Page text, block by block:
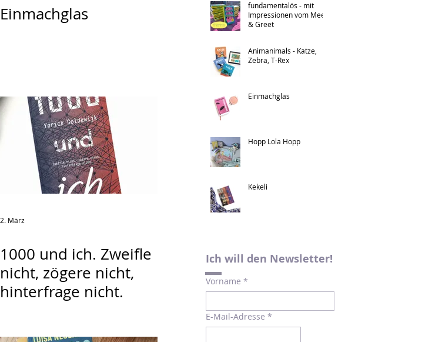
Einmachglas
2. März
1000 und ich. Zweifle
nicht, zögere nicht,
hinterfrage nicht.
fundamentalös - mit
Impressionen vom Meet
& Greet
Animanimals - Katze,
Zebra, T-Rex
Einmachglas
Hopp Lola Hopp
Kekeli
Ich will den Newsletter!
Vorname *
E-Mail-Adresse *